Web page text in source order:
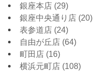
銀座本店 (29)
銀座中央通り店 (20)
表参道店 (24)
自由が丘店 (64)
町田店 (16)
横浜元町店 (108)